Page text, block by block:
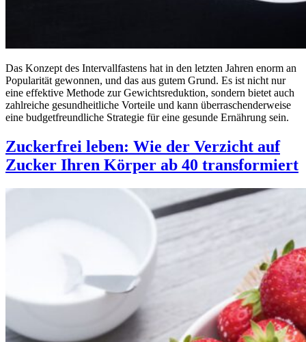
Das Konzept des Intervallfastens hat in den letzten Jahren enorm an
Popularität gewonnen, und das aus gutem Grund. Es ist nicht nur
eine effektive Methode zur Gewichtsreduktion, sondern bietet auch
zahlreiche gesundheitliche Vorteile und kann überraschenderweise
eine budgetfreundliche Strategie für eine gesunde Ernährung sein.
Zuckerfrei leben: Wie der Verzicht auf
Zucker Ihren Körper ab 40 transformiert